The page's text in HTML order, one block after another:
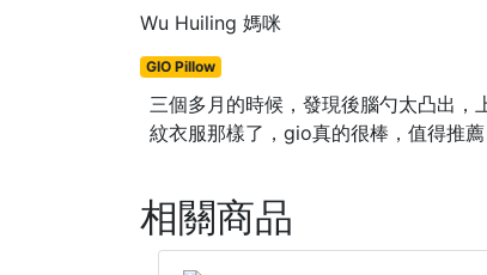
Wu Huiling 媽咪
GIO Pillow
三個多月的時候，發現後腦勺太凸出
紋衣服那樣了，gio真的很棒，值得推薦
相關商品